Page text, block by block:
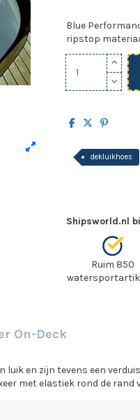
Blue
ripstop
dekluikhoes
Shipsworld.nl
Ruim 850
On-Deck
en zijn tevens een
met elastiek rond de rand